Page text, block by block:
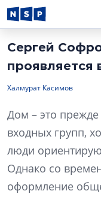
Сергей
проявляется
Халмурат Касимов
Дом – это прежде
входных групп,
люди
Однако со
оформление